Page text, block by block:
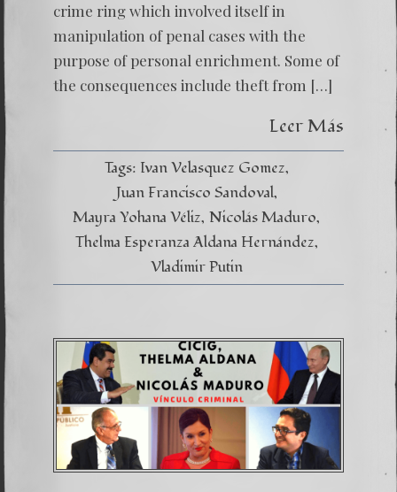
crime ring which involved itself in
manipulation of penal cases with the
purpose of personal enrichment. Some of
the consequences include theft from […]
Leer Más
Tags: Ivan Velasquez Gomez
Juan Francisco Sandoval
Mayra Yohana Véliz Nicolás Maduro
Thelma Esperanza Aldana Hernández
Vladimir Putin